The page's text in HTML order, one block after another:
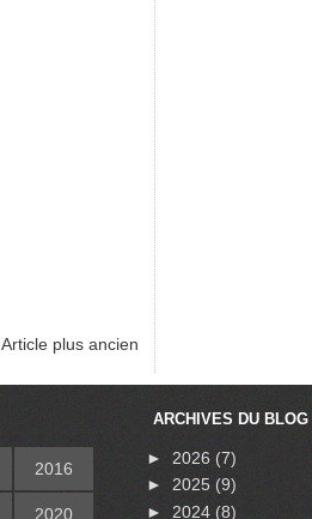
Article plus ancien
2016
2020
ARCHIVES DU BLOG
► 2026(7)
► 2025(9)
► 2024(8)